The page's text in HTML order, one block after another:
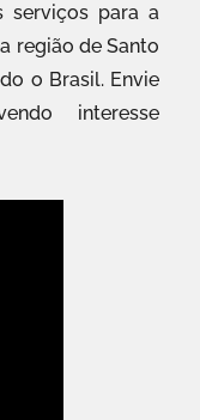
serviços para a
região de Santo
o Brasil. Envie
interesse